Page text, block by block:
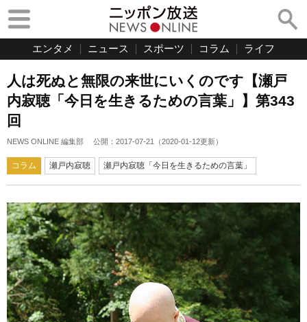
エンタメ ニュース スポーツ コラム ライフ
人は死ぬと無限の来世にいくのです【瀬戸
内寂聴「今日を生きるための言葉」】第343
回
NEWS ONLINE 編集部 公開： 2017-07-21 （2020-01-12更新）
コラム 瀬戸内寂聴 瀬戸内寂聴「今日を生きるための言葉」